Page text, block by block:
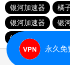
银河加速器
橘
银河加速器
银
银河加速器
永久免